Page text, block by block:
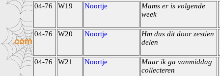
04-76 W19 Noortje
Mams er is volgende
week
04-76 W20 Noortje
Hm dus dit door zestien
delen
04-76 W21 Noortje
Maar ik ga vanmiddag
collecteren